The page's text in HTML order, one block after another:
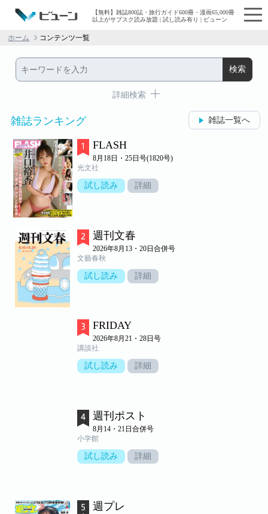
【無料】雑誌800誌・旅行ガイド600冊・漫画65,000冊
以上がサブスク読み放題 | 試し読み有り | ビューン
ホーム コンテンツ一覧
詳細検索
雑誌ランキング 雑誌一覧へ
FLASH
8月18日・25日号(1820号)
光文社
試し読み 詳細
週刊文春
2026年8月13・20日合併号
文藝春秋
試し読み 詳細
FRIDAY
2026年8月21・28日号
講談社
試し読み 詳細
週刊ポスト
8月14・21日合併号
小学館
試し読み 詳細
週プレ